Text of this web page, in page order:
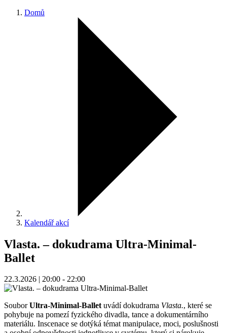
Domů
Kalendář akcí
Vlastа. – dokudrama Ultra-Minimal-
Ballet
22.3.2026 | 20:00 - 22:00
SouborUltra-Minimal-Balletuvádí dokudrama Vlastа., které se
pohybuje na pomezí fyzického divadla, tance a dokumentárního
materiálu. Inscenace se dotýká témat manipulace, moci, poslušnosti